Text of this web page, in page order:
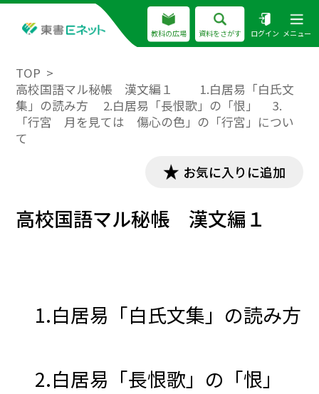
教科の広場 資料をさがす ログイン メニュー
TOP
高校国語マル秘帳 漢文編１ 1.白居易「白氏文
集」の読み方 2.白居易「長恨歌」の「恨」 3.
「行宮 月を見ては 傷心の色」の「行宮」につい
て
お気に入りに追加
高校国語マル秘帳 漢文編１
1.白居易「白氏文集」の読み方
2.白居易「長恨歌」の「恨」